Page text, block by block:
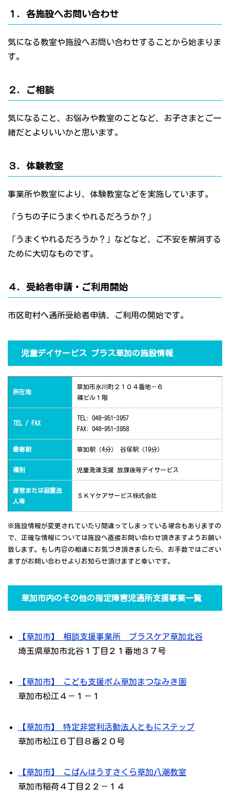
１．各施設へお問い合わせ
気になる教室や施設へお問い合わせすることから始まりま
す。
２．ご相談
気になること、お悩みや教室のことなど、お子さまとご一
緒だとよりいいかと思います。
３．体験教室
事業所や教室により、体験教室などを実施しています。
「うちの子にうまくやれるだろうか？」
「うまくやれるだろうか？」などなど、ご不安を解消する
ために大切なものです。
４．受給者申請・ご利用開始
市区町村へ通所受給者申請、ご利用の開始です。
児童デイサービス プラス草加の施設情報
所在地
草加市氷川町２１０４番地－６
篠ビル１階
TEL / FAX
TEL: 048-951-3957
FAX: 048-951-3958
最寄駅 草加駅（4分） 谷塚駅（19分）
種別 児童発達支援 放課後等デイサービス
運営または設置法
人等
ＳＫＹケアサービス株式会社
※施設情報が変更されていたり間違ってしまっている場合もありますの
で、正確な情報については施設へ直接お問い合わせ頂きますようお願い
致します。もし内容の相違にお気づき頂きましたら、お手数ではござい
ますがお問い合わせよりお知らせ頂けますと幸いです。
草加市内のその他の指定障害児通所支援事業一覧
【草加市】 相談支援事業所 プラスケア草加北谷
埼玉県草加市北谷１丁目２１番地３７号
【草加市】 こども支援ポム草加まつなみき園
草加市松江４－１－１
【草加市】 特定非営利活動法人ともにステップ
草加市松江６丁目８番２０号
【草加市】 こぱんはうすさくら草加八潮教室
草加市稲荷４丁目２２－１４